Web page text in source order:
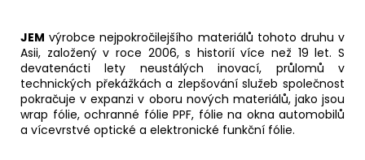
JEM výrobce nejpokročilejšího materiálů tohoto druhu v
Asii, založený v roce 2006, s historií více než 19 let. S
devatenácti lety neustálých inovací, průlomů v
technických překážkách a zlepšování služeb společnost
pokračuje v expanzi v oboru nových materiálů, jako jsou
wrap fólie, ochranné fólie PPF, fólie na okna automobilů
a vícevrstvé optické a elektronické funkční fólie.